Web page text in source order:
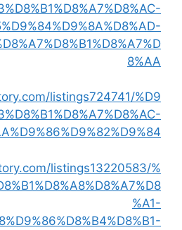
8%AA
listings724741/%D9
listings13220583/%
%A1-